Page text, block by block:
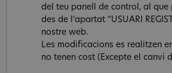
del teu panell de control, al que
des de l‘apartat “USUARI
nostre web.
Les modificacions es realitzen
no tenen cost (Excepte el canvi